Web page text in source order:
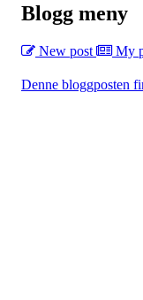
Blogg meny
New post My
Denne bloggposten